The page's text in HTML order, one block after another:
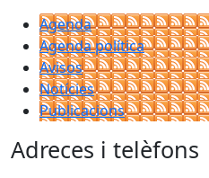
Agenda
Agenda política
Avisos
Notícies
Publicacions
Adreces i telèfons